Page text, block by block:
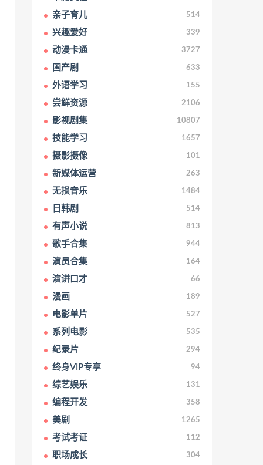
亲子育儿 514
兴趣爱好 339
动漫卡通 3727
国产剧 633
外语学习 155
尝鲜资源 2106
影视剧集 10807
技能学习 1657
摄影摄像 101
新媒体运营 263
无损音乐 1484
日韩剧 514
有声小说 813
歌手合集 944
演员合集 164
演讲口才 66
漫画 189
电影单片 527
系列电影 535
纪录片 294
终身VIP专享 94
综艺娱乐 131
编程开发 358
美剧 1265
考试考证 112
职场成长 304